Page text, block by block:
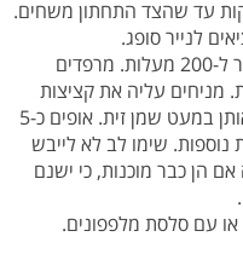
בכפות הידיים ומטגנים 2-3 דקות עד שהצד התחתון משחים.
מחממים תנור ל-200 מעלות. מרפדים
מניחים עליה את קציצות
העדשים במרווח קל זו מזו ומברישים אותן במעט שמן זית. אופים כ-5
בזהירות ואופים 2-3 דקות נוספות. שימו לב לא לייבש
הן כבר מוכנות, כי ישנם
או עם סלסת מלפפונים.